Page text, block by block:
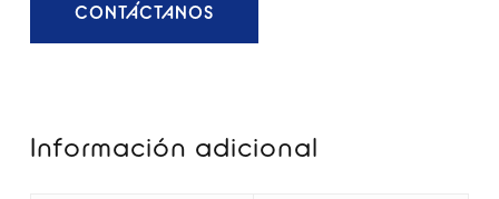
CONTÁCTANOS
Información adicional